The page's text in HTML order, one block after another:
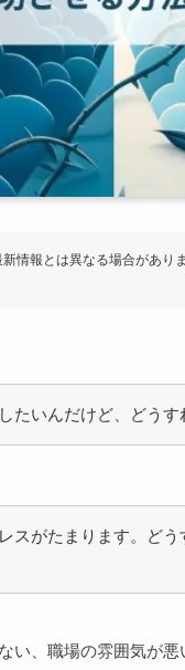
情報とは異なる場合がありま
たいんだけど、どう
スがたまります。ど
い、職場の雰囲気が